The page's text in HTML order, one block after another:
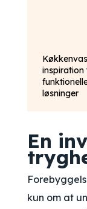
inspiration
løsninger
En
kun om at